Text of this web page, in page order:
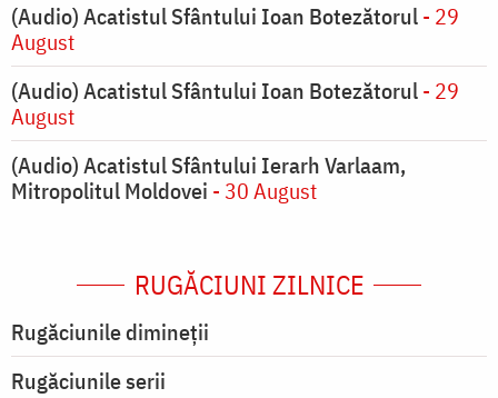
(Audio) Acatistul Sfântului Ioan Botezătorul- 29
August
(Audio) Acatistul Sfântului Ioan Botezătorul- 29
August
(Audio) Acatistul Sfântului Ierarh Varlaam,
Mitropolitul Moldovei - 30 August
RUGĂCIUNI ZILNICE
Rugăciunile dimineții
Rugăciunile serii